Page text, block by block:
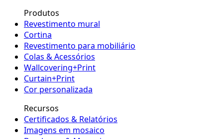
Produtos
Revestimento mural
Cortina
Revestimento para mobiliário
Colas & Acessórios
Wallcovering+Print
Curtain+Print
Cor personalizada
Recursos
Certificados & Relatórios
Imagens em mosaico